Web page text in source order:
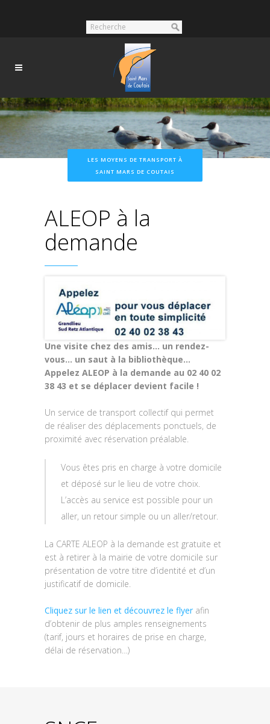
LES MOYENS DE TRANSPORT À
SAINT MARS DE COUTAIS
ALEOP à la
demande
Une visite chez des amis… un rendez-
vous… un saut à la bibliothèque…
Appelez ALEOP à la demande au 02 40 02
38 43 et se déplacer devient facile !
Un service de transport collectif qui permet
de réaliser des déplacements ponctuels, de
proximité avec réservation préalable.
Vous êtes pris en charge à votre domicile
et déposé sur le lieu de votre choix.
L’accès au service est possible pour un
aller, un retour simple ou un aller/retour.
La CARTE ALEOP à la demande est gratuite et
est à retirer à la mairie de votre domicile sur
présentation de votre titre d’identité et d’un
justificatif de domicile.
Cliquez sur le lien et découvrez le flyer afin
d’obtenir de plus amples renseignements
(tarif, jours et horaires de prise en charge,
délai de réservation…)